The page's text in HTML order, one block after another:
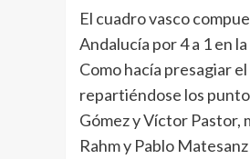
El cuadro vasco
Andalucía por 4 a 1 en
Como hacía presagiar
repartiéndose los
Gómez y Víctor Pastor,
Rahm y Pablo